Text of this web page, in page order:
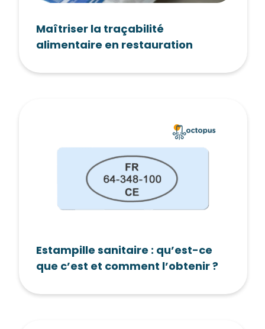
Maîtriser la traçabilité
alimentaire en restauration
Estampille sanitaire : qu’est-ce
que c’est et comment l’obtenir ?